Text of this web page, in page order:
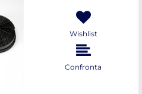
Wishlist
Confronta